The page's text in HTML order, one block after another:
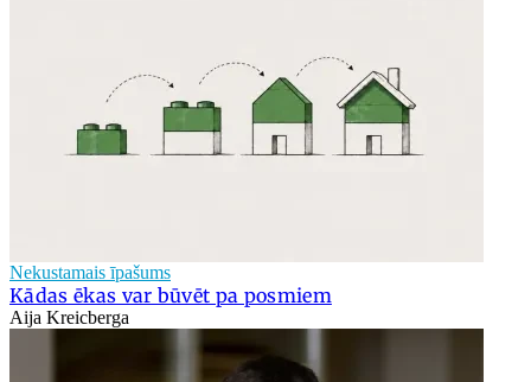
Nekustamais īpašums
Kādas ēkas var būvēt pa posmiem
Aija Kreicberga